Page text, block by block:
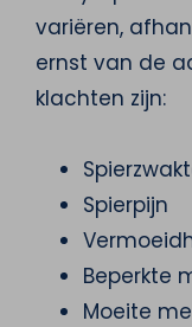
variëren,
ernst van de
klachten zijn:
Spierpijn
Beperkte
Moeite